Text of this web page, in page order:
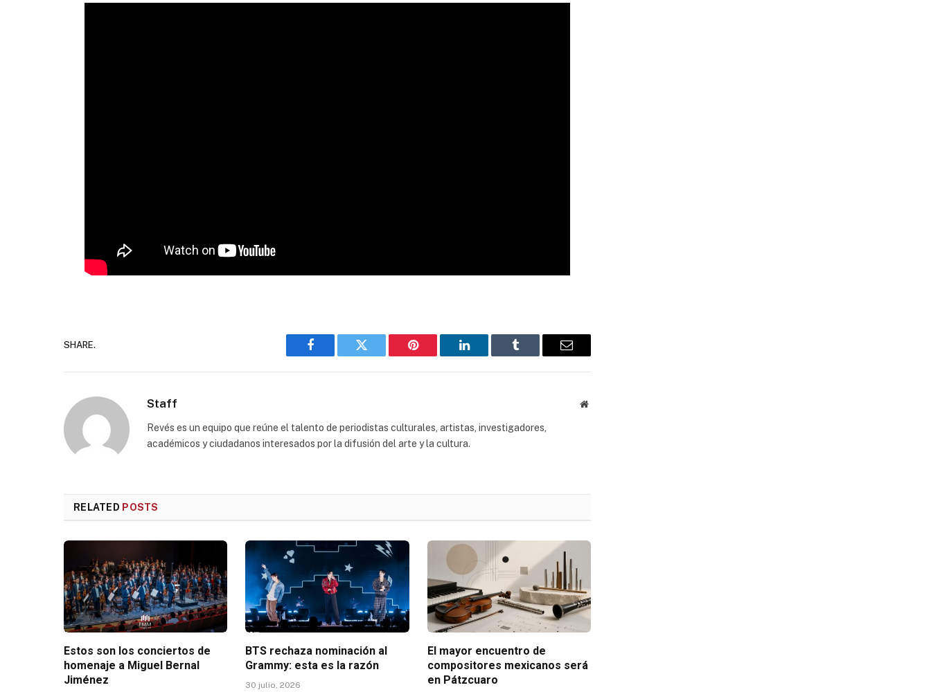
SHARE.
Facebook Twitter Pinterest LinkedIn Tumblr Email
Staff Website
Revés es un equipo que reúne el talento de periodistas culturales, artistas, investigadores,
académicos y ciudadanos interesados por la difusión del arte y la cultura.
RELATED POSTS
Estos son los conciertos de
homenaje a Miguel Bernal
Jiménez
BTS rechaza nominación al
Grammy: esta es la razón
30 julio, 2026
El mayor encuentro de
compositores mexicanos será
en Pátzcuaro